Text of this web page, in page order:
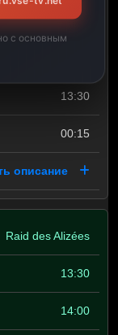
passe sur beIN
SPORTS
13:30
00:15
описание
Raid des Alizées
13:30
14:00
с основным